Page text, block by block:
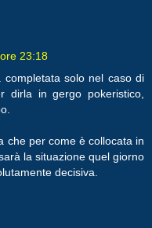
23:18
completata solo nel caso di
dirla in gergo pokeristico,
che per come è collocata in
la situazione quel giorno
decisiva.